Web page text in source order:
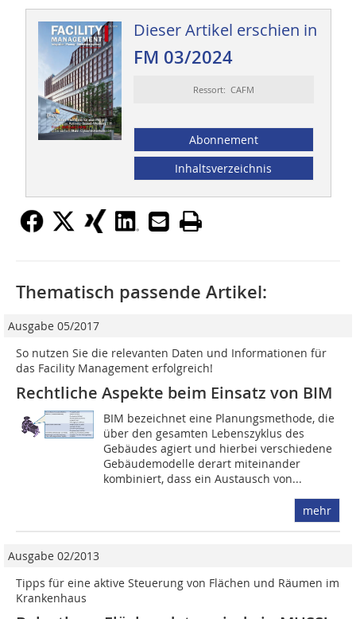
Dieser Artikel erschien in
FM 03/2024
Ressort: CAFM
Abonnement
Inhaltsverzeichnis
Thematisch passende Artikel:
Ausgabe 05/2017
So nutzen Sie die relevanten Daten und Informationen für
das Facility Management erfolgreich!
Rechtliche Aspekte beim Einsatz von BIM
BIM bezeichnet eine Planungsmethode, die
über den gesamten Lebens­zyklus des
Gebäudes agiert und hierbei verschiedene
Gebäudemodelle derart miteinander
kombiniert, dass ein Austausch von...
mehr
Ausgabe 02/2013
Tipps für eine aktive Steuerung von Flächen und Räumen im
Krankenhaus